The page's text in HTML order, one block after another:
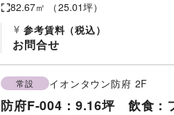
82.67㎡ （25.01坪）
参考賃料（税込）
お問合せ
常設 イオンタウン防府 2F
防府F-004：9.16坪 飲食：